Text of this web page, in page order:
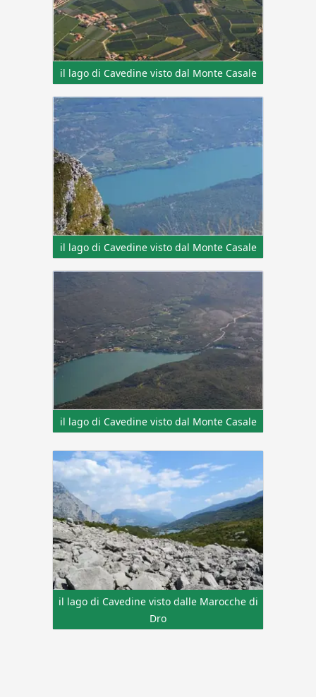
il lago di Cavedine visto dal Monte Casale
il lago di Cavedine visto dal Monte Casale
il lago di Cavedine visto dal Monte Casale
il lago di Cavedine visto dalle Marocche di
Dro